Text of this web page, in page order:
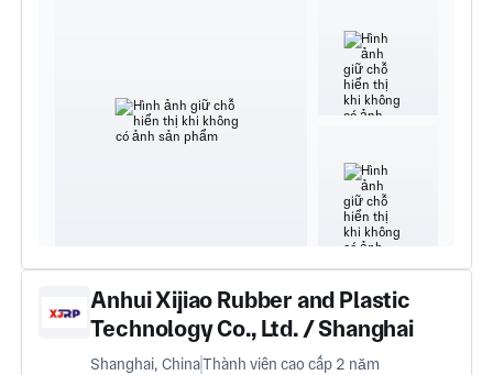
Anhui Xijiao Rubber and Plastic
Technology Co., Ltd. / Shanghai
Xijiao Rubber Products Factory
Shanghai, ChinaThành viên cao cấp 2 năm